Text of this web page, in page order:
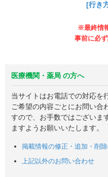
[行き
医療機関・薬局 の方へ
当サイトはお電話での対応を
ご希望の内容ごとにお問い合
すので、お手数ではございま
ますようお願いいたします。
掲載情報の修正・追加・削
上記以外のお問い合わせ